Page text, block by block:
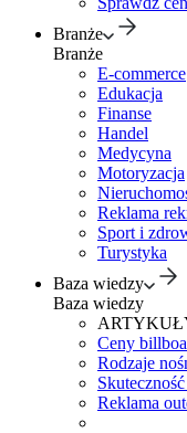
Branże
Branże
E-commerce
Edukacja
Finanse
Handel
Medycyna
Motoryzacja
Reklama
Sport i
Turystyka
Baza wiedzy
Baza wiedzy
Ceny
Rodzaje
Reklama